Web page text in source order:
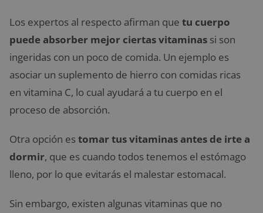
Los expertos al respecto afirman que tu cuerpo
puede absorber mejor ciertas vitaminas si son
ingeridas con un poco de comida. Un ejemplo es
asociar un suplemento de hierro con comidas ricas
en vitamina C, lo cual ayudará a tu cuerpo en el
proceso de absorción.
Otra opción estomar tus vitaminas antes de irte a
dormir, que es cuando todos tenemos el estómago
lleno, por lo que evitarás el malestar estomacal.
Sin embargo, existen algunas vitaminas que no